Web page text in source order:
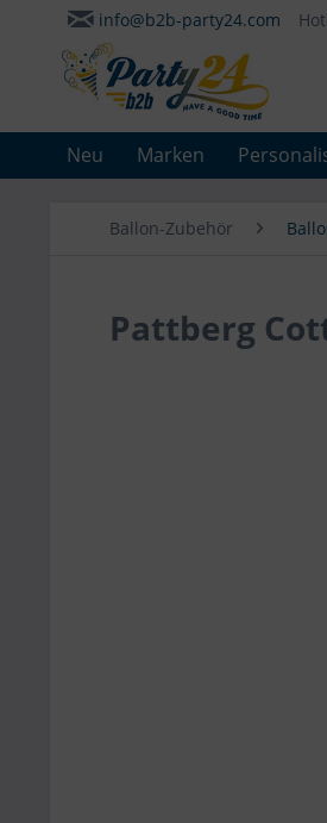
info@b2b-party24.com
Neu Marken
Ballon-Zubehör
Pattberg